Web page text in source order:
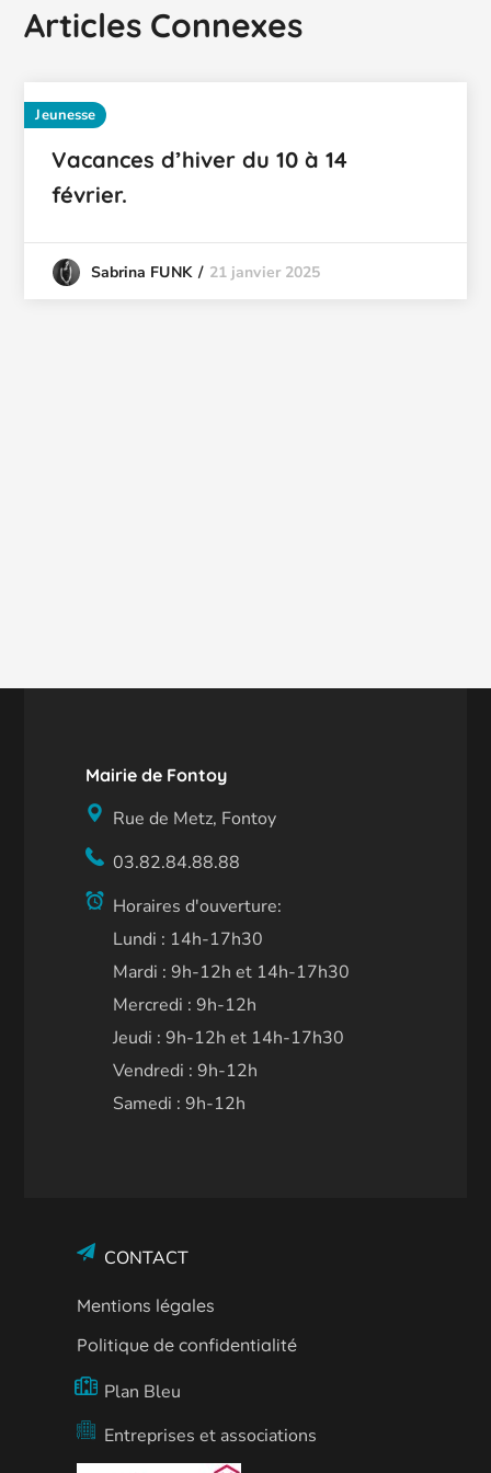
Articles Connexes
Jeunesse
Vacances d’hiver du 10 à 14
février.
Sabrina FUNK 21 janvier 2025
Mairie de Fontoy
Rue de Metz, Fontoy
03.82.84.88.88
Horaires d'ouverture:
Lundi : 14h-17h30
Mardi : 9h-12h et 14h-17h30
Mercredi : 9h-12h
Jeudi : 9h-12h et 14h-17h30
Vendredi : 9h-12h
Samedi : 9h-12h
CONTACT
Mentions légales
Politique de confidentialité
Plan Bleu
Entreprises et associations